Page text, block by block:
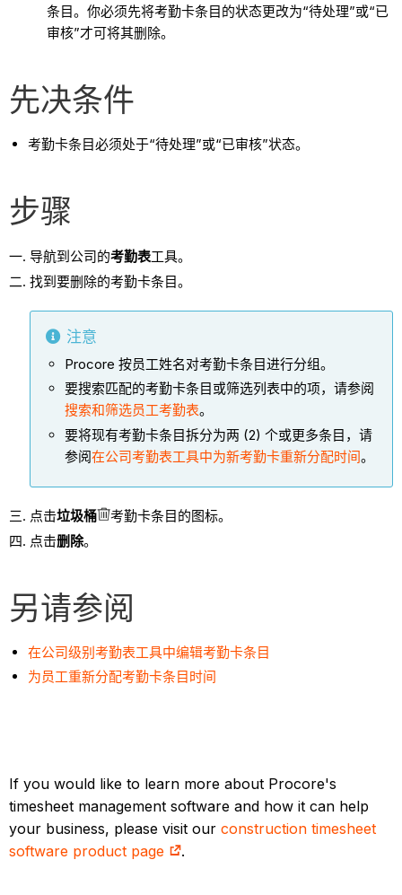
条目。你必须先将考勤卡条目的状态更改为“待处理”或“已
审核”才可将其删除。
先决条件
考勤卡条目必须处于“待处理”或“已审核”状态。
步骤
导航到公司的考勤表工具。
找到要删除的考勤卡条目。
注意
Procore 按员工姓名对考勤卡条目进行分组。
要搜索匹配的考勤卡条目或筛选列表中的项，请参阅
搜索和筛选员工考勤表。
要将现有考勤卡条目拆分为两 (2) 个或更多条目，请
参阅在公司考勤表工具中为新考勤卡重新分配时间。
点击垃圾桶
考勤卡条目的图标。
点击删除。
另请参阅
在公司级别考勤表工具中编辑考勤卡条目
为员工重新分配考勤卡条目时间
If you would like to learn more about Procore's
timesheet management software and how it can help
your business, please visit ourconstruction timesheet
software product page
.